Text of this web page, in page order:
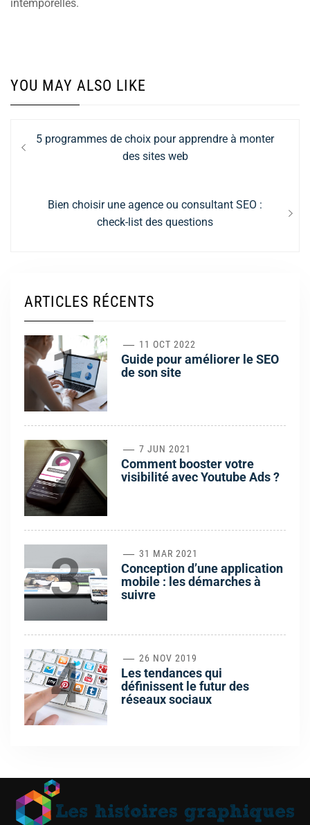
intemporelles.
YOU MAY ALSO LIKE
Navigation
de
Previous
5 programmes de choix pour apprendre à monter
des sites web
Next
Bien choisir une agence ou consultant SEO :
check-list des questions
ARTICLES RÉCENTS
1 11 OCT 2022
Guide pour améliorer le SEO
de son site
2 7 JUN 2021
Comment booster votre
visibilité avec Youtube Ads ?
3 31 MAR 2021
Conception d’une application
mobile : les démarches à
suivre
4 26 NOV 2019
Les tendances qui
définissent le futur des
réseaux sociaux